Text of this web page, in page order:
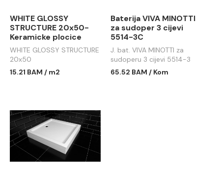
WHITE GLOSSY
STRUCTURE 20x50-
Keramicke plocice
WHITE GLOSSY STRUCTURE
20x50
15.21 BAM / m2
Baterija VIVA MINOTTI
za sudoper 3 cijevi
5514-3C
J. bat. VIVA MINOTTI za
sudoperu 3 cijevi 5514-3
65.52 BAM / Kom